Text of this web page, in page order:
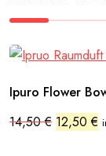
Ipuro Flower
14,50€
Preis
12,50€